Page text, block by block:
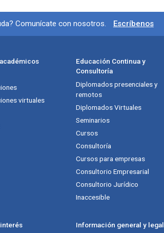
y redes sociales
Comunícate con nosotros. Escríbenos
virtuales
Educación Continua y
Consultoría
Diplomados presenciales y
remotos
Diplomados Virtuales
Seminarios
Cursos
Consultoría
Cursos para empresas
Consultorio Empresarial
Consultorio Jurídico
Inaccesible
Información general y legal